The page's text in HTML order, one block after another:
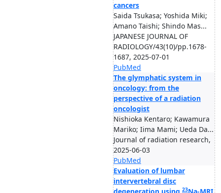
cancers
Saida Tsukasa; Yoshida Miki;
Amano Taishi; Shindo Mas...
JAPANESE JOURNAL OF
RADIOLOGY/43(10)/pp.1678-
1687, 2025-07-01
PubMed
The glymphatic system in
oncology: from the
perspective of a radiation
oncologist
Nishioka Kentaro; Kawamura
Mariko; Iima Mami; Ueda Da...
Journal of radiation research,
2025-06-03
PubMed
Evaluation of lumbar
intervertebral disc
23